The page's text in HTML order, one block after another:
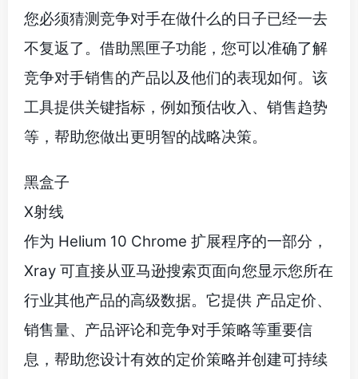
您必须猜测竞争对手在做什么的日子已经一去
不复返了。借助黑匣子功能，您可以准确了解
竞争对手销售的产品以及他们的表现如何。该
工具提供关键指标，例如预估收入、销售趋势
等，帮助您做出更明智的战略决策。
黑盒子
X射线
作为 Helium 10 Chrome 扩展程序的一部分，
Xray 可直接从亚马逊搜索页面向您显示您所在
行业其他产品的高级数据。它提供 产品定价、
销售量、产品评论和竞争对手策略等重要信
息，帮助您设计有效的定价策略并创建可持续